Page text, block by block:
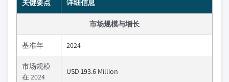
关键要点 详细信息
市场规模与增长
基准年 2024
市场规模
在 2024
USD 193.6 Million